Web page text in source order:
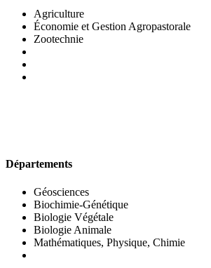
Agriculture
Économie et Gestion Agropastorale
Zootechnie
Départements
Géosciences
Biochimie-Génétique
Biologie Végétale
Biologie Animale
Mathématiques, Physique, Chimie